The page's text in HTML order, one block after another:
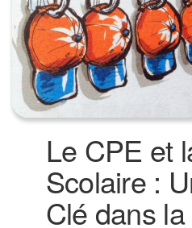
Le CPE et
Scolaire :
Clé dans